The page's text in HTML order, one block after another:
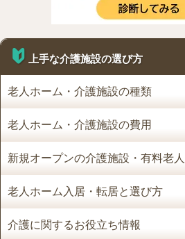
上手な介護施設の選び方
老人ホーム・介護施設の種類
老人ホーム・介護施設の費用
新規オープンの介護施設・有料老
老人ホーム入居・転居と選び方
介護に関するお役立ち情報